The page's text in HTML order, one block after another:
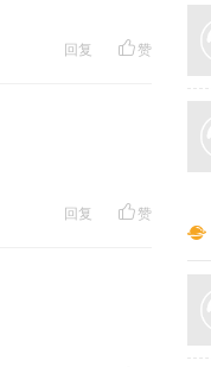
回复 赞
回复 赞